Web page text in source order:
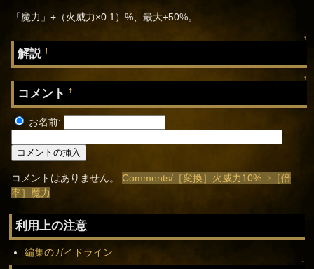
「魔力」+（火威力×0.1）%、最大+50%。
↑
解説†
↑
コメント†
お名前:
コメントはありません。Comments/［変換］火威力10%⇒［倍
率］魔力
利用上の注意
編集のガイドライン
↑